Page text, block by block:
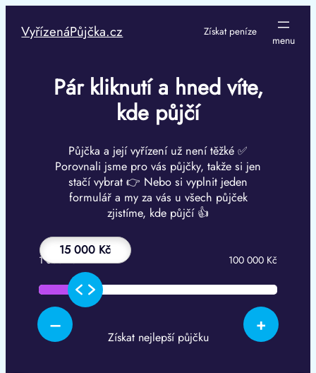
obsah
VyřízenáPůjčka.cz Získat peníze
Pár kliknutí a hned víte,
kde půjčí
Půjčka a její vyřízení už není těžké ✅
Porovnali jsme pro vás půjčky, takže si jen
stačí vybrat 👉 Nebo si vyplnit jeden
formulář a my za vás u všech půjček
zjistíme, kde půjčí 👍
15 000 Kč
– +
1 000 Kč 100 000 Kč
Získat nejlepší půjčku